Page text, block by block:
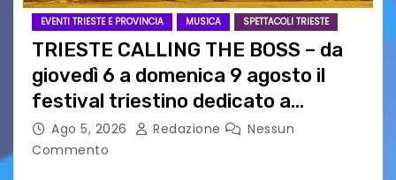
EVENTI TRIESTE E PROVINCIA MUSICA SPETTACOLI TRIESTE
TRIESTE CALLING THE BOSS – da
giovedì 6 a domenica 9 agosto il
festival triestino dedicato a
Springsteen
Ago 5, 2026 Redazione
Nessun
Commento